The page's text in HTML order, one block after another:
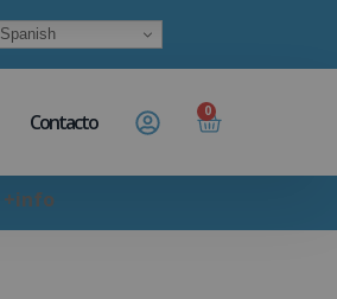
Spanish
Contacto 0
+info